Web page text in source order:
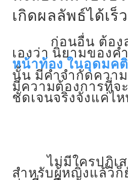
เกิดผลลัพธ์ได้เร็
ก่อนอื่น ต้อง
เองว่า นิยามของค
หน้าท้อง ในอุดมคติ
นั้น มีคำจำกัดควา
มีความต้องการที่จ
ชัดเจนจริงจังแค่ไ
ไม่มีใครปฏิเส
สำหรับผู้หญิงแล้วก็